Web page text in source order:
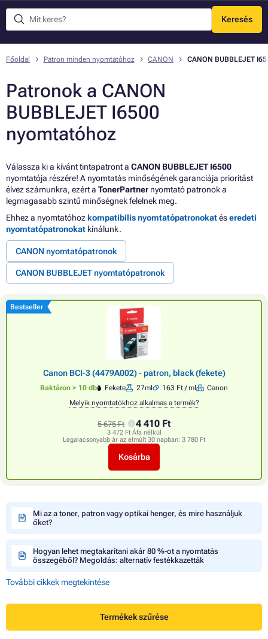
Keresés
Menü
Főoldal Patron minden nyomtatóhoz CANON CANON BUBBLEJET
Patronok a CANON
BUBBLEJET I6500
nyomtatóhoz
Válassza ki a kívánt tintapatront a CANON BUBBLEJET I6500
nyomtatója részére! A nyomtatás minőségének garanciája prioritást
élvez számunkra, ezért a TonerPartner nyomtató patronok a
legmagasabb szintű minőségnek felelnek meg.
Ehhez a nyomtatóhoz kompatibilis nyomtatópatronokatéseredeti
nyomtatópatronokat kínálunk.
CANON nyomtatópatronok
CANON BUBBLEJET nyomtatópatronok
Bestseller
Canon BCI-3 (4479A002) - patron, black (fekete)
Raktáron > 10 db Fekete 27ml 163 Ft / ml
Canon
Melyik nyomtatókhoz alkalmas a termék?
5 675 Ft 4 410 Ft
3 472 Ft Áfa nélkül
Legalacsonyabb ár az elmúlt 30 napban: 3 780 Ft
Kosárba
Mi az a toner, patron vagy optikai henger, és mire használjuk
őket?
Hogyan lehet megtakarítani akár 80 %-ot a nyomtatás
összegéből? Megoldás: alternatív festékkazetták
További cikkek megtekintése
Termékek szűrése